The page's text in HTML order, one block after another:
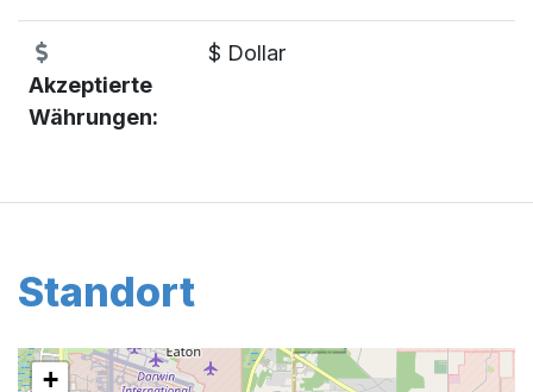
Akzeptierte
Währungen:
$ Dollar
Standort
+